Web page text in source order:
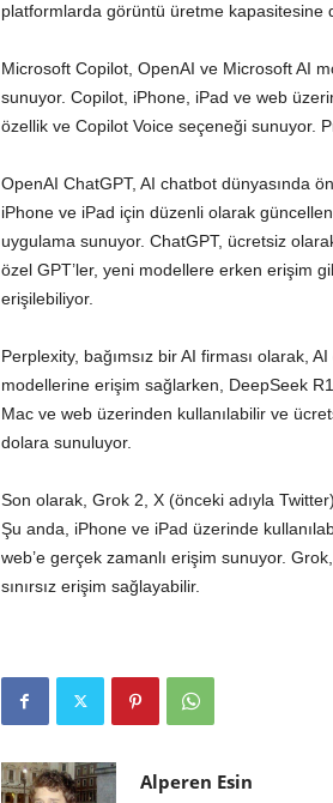
platformlarda görüntü üretme kapasitesine
Microsoft Copilot, OpenAI ve Microsoft AI
sunuyor. Copilot, iPhone, iPad ve web
özellik ve Copilot Voice seçeneği sunuyor.
OpenAI ChatGPT, AI chatbot dünyasında
iPhone ve iPad için düzenli olarak
uygulama sunuyor. ChatGPT, ücretsiz
özel GPT’ler, yeni modellere erken erişim
erişilebiliyor.
Perplexity, bağımsız bir AI firması olarak,
modellerine erişim sağlarken, DeepSeek
Mac ve web üzerinden kullanılabilir ve
dolara sunuluyor.
Son olarak, Grok 2, X (önceki adıyla
Şu anda, iPhone ve iPad üzerinde
web’e gerçek zamanlı erişim sunuyor.
sınırsız erişim sağlayabilir.
Alperen Esin